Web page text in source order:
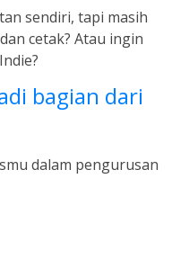
sendiri, tapi masih
cetak? Atau ingin
bagian dari
dalam pengurusan